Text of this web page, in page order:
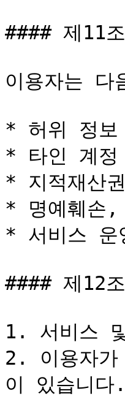
#### 제11
이용자는
* 허위 정보
* 타인 계정
* 지적재산
* 명예훼손,
* 서비스 운
#### 제12
1. 서비스
2. 이용자가
이 있습니다.